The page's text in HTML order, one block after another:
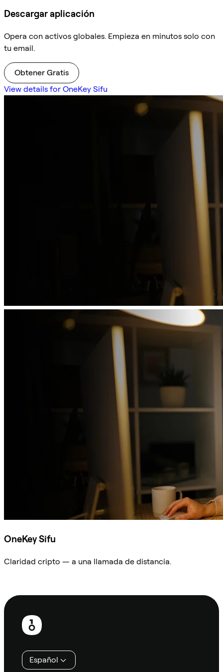
Descargar aplicación
Opera con activos globales. Empieza en minutos solo con
tu email.
Obtener Gratis
View details for OneKey Sifu
OneKey Sifu
Claridad cripto — a una llamada de distancia.
Pie
página
Español